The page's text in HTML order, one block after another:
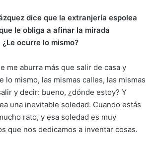
dice que la extranjería espolea
le obliga a afinar la mirada
ocurre lo mismo?
me aburra más que salir de casa y
lo mismo, las mismas calles, las mismas
y decir: bueno, ¿dónde estoy? Y
una inevitable soledad. Cuando estás
rato, y esa soledad es muy
que nos dedicamos a inventar cosas.